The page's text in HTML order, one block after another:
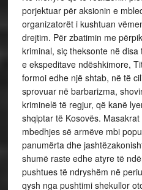
porjektuar për aksionin e
organizatorët i kushtuan
drejtim. Për zbatimin me
kriminal, siç theksonte në
e ekspeditave ndëshkimore,
formoi edhe një shtab, në të
sprovuar në barbarizma,
kriminelë të regjur, që kanë
shqiptar të Kosovës.
mbedhjes së armëve mbi
panumërta dhe
shumë raste edhe atyre të
pushtues të ndryshëm në
qysh nga pushtimi shekullor